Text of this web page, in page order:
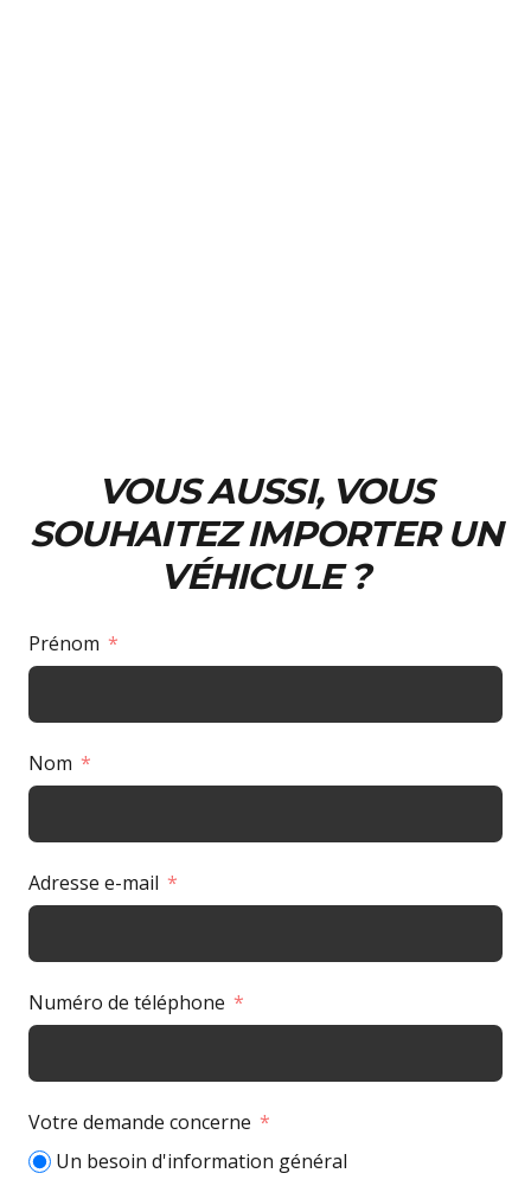
VOUS AUSSI, VOUS
SOUHAITEZ IMPORTER UN
VÉHICULE ?
Prénom
Nom
Adresse e-mail
Numéro de téléphone
Votre demande concerne
Un besoin d'information général